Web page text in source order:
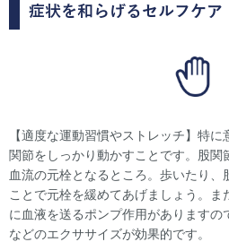
症状を和らげるセルフケア
【適度な運動習慣やストレッチ】特
関節をしっかり動かすことです。股関
血流の元栓となるところ。歩いたり、
ことで元栓を緩めてあげましょう。
に血液を送るポンプ作用があります
などのエクササイズが効果的です。